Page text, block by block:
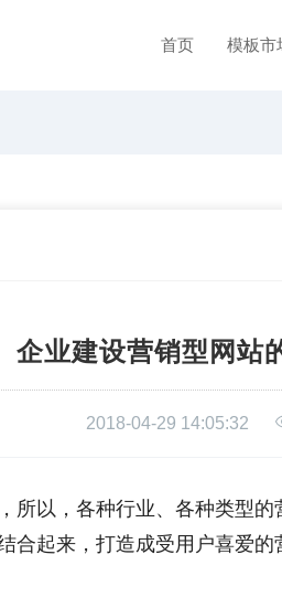
首页 模板市
企业建设营销型网站
2018-04-29 14:05:32
所以，各种行业、各种类型
合起来，打造成受用户喜爱